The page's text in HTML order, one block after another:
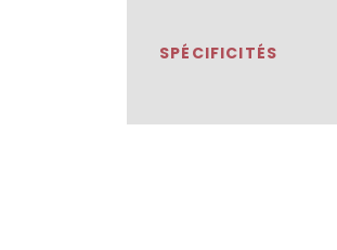
SPÉCIFICITÉS